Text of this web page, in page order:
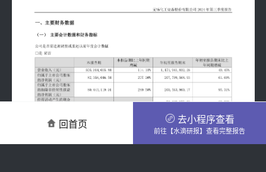
回首页 去小程序查看
前往【水滴研报】查看完整报告